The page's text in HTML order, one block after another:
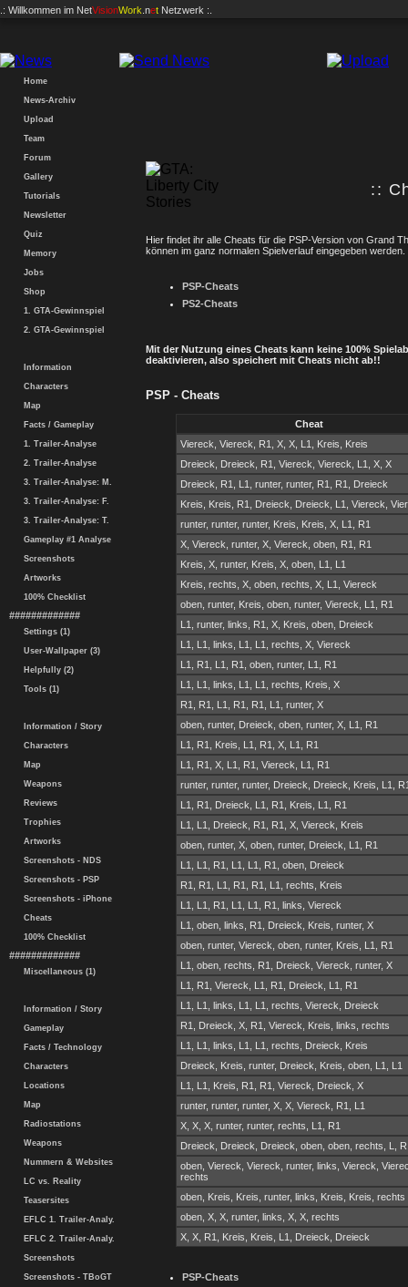
.: Willkommen im NetVisionWork .net Netzwerk :.
Home
News-Archiv
Upload
Team
Forum
Gallery
Tutorials
Newsletter
Quiz
Memory
Jobs
Shop
1. GTA-Gewinnspiel
2. GTA-Gewinnspiel
Information
Characters
Map
Facts / Gameplay
1. Trailer-Analyse
2. Trailer-Analyse
3. Trailer-Analyse: M.
3. Trailer-Analyse: F.
3. Trailer-Analyse: T.
Gameplay #1 Analyse
Screenshots
Artworks
100% Checklist
#############
Settings (1)
User-Wallpaper (3)
Helpfully (2)
Tools (1)
Information / Story
Characters
Map
Weapons
Reviews
Trophies
Artworks
Screenshots - NDS
Screenshots - PSP
Screenshots - iPhone
Cheats
100% Checklist
#############
Miscellaneous (1)
Information / Story
Gameplay
Facts / Technology
Characters
Locations
Map
Radiostations
Weapons
Nummern & Websites
LC vs. Reality
Teasersites
EFLC 1. Trailer-Analy.
EFLC 2. Trailer-Analy.
Screenshots
Screenshots - TBoGT
::
Hier findet ihr alle Cheats für die PSP-Version von Grand
können im ganz normalen Spielverlauf eingegeben werden.
PSP-Cheats
PS2-Cheats
Mit der Nutzung eines Cheats kann keine 100%
deaktivieren, also speichert mit Cheats nicht ab!!
PSP - Cheats
Cheat
Viereck, Viereck, R1, X, X, L1, Kreis, Kreis
Dreieck, Dreieck, R1, Viereck, Viereck, L1, X, X
Dreieck, R1, L1, runter, runter, R1, R1, Dreieck
Kreis, Kreis, R1, Dreieck, Dreieck, L1, Viereck,
runter, runter, runter, Kreis, Kreis, X, L1, R1
X, Viereck, runter, X, Viereck, oben, R1, R1
Kreis, X, runter, Kreis, X, oben, L1, L1
Kreis, rechts, X, oben, rechts, X, L1, Viereck
oben, runter, Kreis, oben, runter, Viereck, L1, R1
L1, runter, links, R1, X, Kreis, oben, Dreieck
L1, L1, links, L1, L1, rechts, X, Viereck
L1, R1, L1, R1, oben, runter, L1, R1
L1, L1, links, L1, L1, rechts, Kreis, X
R1, R1, L1, R1, R1, L1, runter, X
oben, runter, Dreieck, oben, runter, X, L1, R1
L1, R1, Kreis, L1, R1, X, L1, R1
L1, R1, X, L1, R1, Viereck, L1, R1
runter, runter, runter, Dreieck, Dreieck, Kreis, L1,
L1, R1, Dreieck, L1, R1, Kreis, L1, R1
L1, L1, Dreieck, R1, R1, X, Viereck, Kreis
oben, runter, X, oben, runter, Dreieck, L1, R1
L1, L1, R1, L1, L1, R1, oben, Dreieck
R1, R1, L1, R1, R1, L1, rechts, Kreis
L1, L1, R1, L1, L1, R1, links, Viereck
L1, oben, links, R1, Dreieck, Kreis, runter, X
oben, runter, Viereck, oben, runter, Kreis, L1, R1
L1, oben, rechts, R1, Dreieck, Viereck, runter, X
L1, R1, Viereck, L1, R1, Dreieck, L1, R1
L1, L1, links, L1, L1, rechts, Viereck, Dreieck
R1, Dreieck, X, R1, Viereck, Kreis, links, rechts
L1, L1, links, L1, L1, rechts, Dreieck, Kreis
Dreieck, Kreis, runter, Dreieck, Kreis, oben, L1, L1
L1, L1, Kreis, R1, R1, Viereck, Dreieck, X
runter, runter, runter, X, X, Viereck, R1, L1
X, X, X, runter, runter, rechts, L1, R1
Dreieck, Dreieck, Dreieck, oben, oben, rechts, L, R
oben, Viereck, Viereck, runter, links, Viereck,
rechts
oben, Kreis, Kreis, runter, links, Kreis, Kreis, rechts
oben, X, X, runter, links, X, X, rechts
X, X, R1, Kreis, Kreis, L1, Dreieck, Dreieck
PSP-Cheats